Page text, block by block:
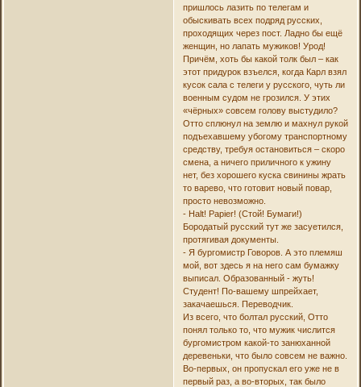
пришлось лазить по телегам и
обыскивать всех подряд русских,
проходящих через пост. Ладно бы ещё
женщин, но лапать мужиков! Урод!
Причём, хоть бы какой толк был – как
этот придурок взъелся, когда Карл взял
кусок сала с телеги у русского, чуть ли
военным судом не грозился. У этих
«чёрных» совсем голову выстудило?
Отто сплюнул на землю и махнул рукой
подъехавшему убогому транспортному
средству, требуя остановиться – скоро
смена, а ничего приличного к ужину
нет, без хорошего куска свинины жрать
то варево, что готовит новый повар,
просто невозможно.
- Halt! Papier! (Стой! Бумаги!)
Бородатый русский тут же засуетился,
протягивая документы.
- Я бургомистр Говоров. А это племяш
мой, вот здесь я на него сам бумажку
выписал. Образованный - жуть!
Студент! По-вашему шпрейхает,
закачаешься. Переводчик.
Из всего, что болтал русский, Отто
понял только то, что мужик числится
бургомистром какой-то занюханной
деревеньки, что было совсем не важно.
Во-первых, он пропускал его уже не в
первый раз, а во-вторых, так было